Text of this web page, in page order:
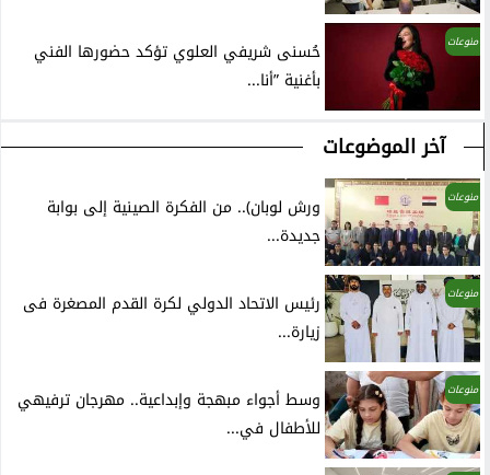
منوعات
حُسنى شريفي العلوي تؤكد حضورها الفني
بأغنية ”أنا...
آخر الموضوعات
منوعات
ورش لوبان).. من الفكرة الصينية إلى بوابة
جديدة...
منوعات
رئيس الاتحاد الدولي لكرة القدم المصغرة فى
زيارة...
منوعات
وسط أجواء مبهجة وإبداعية.. مهرجان ترفيهي
للأطفال في...